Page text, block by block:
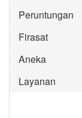
Peruntungan
Firasat
Aneka
Layanan